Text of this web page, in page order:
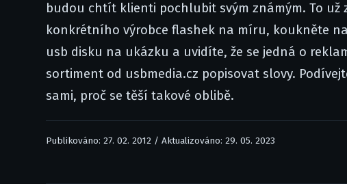
budou chtít klienti pochlubit svým známým. To
konkrétního výrobce flashek na míru, koukněte
usb disku na ukázku a uvidíte, že se jedná o
sortiment od usbmedia.cz popisovat slovy.
sami, proč se těší takové oblibě.
Publikováno: 27. 02. 2012 / Aktualizováno: 29. 05. 2023